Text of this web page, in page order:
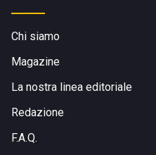
Chi siamo
Magazine
La nostra linea editoriale
Redazione
F.A.Q.